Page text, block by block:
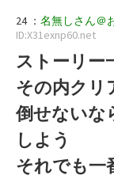
24 ： 名無しさん＠
ID:X31exnp60.net
ストーリー
その内クリ
倒せないな
しよう
それでも一